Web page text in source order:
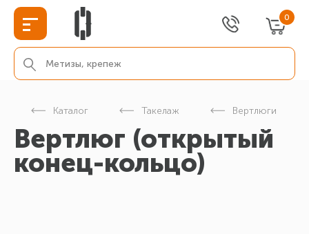
0
Каталог Такелаж Вертлюги
Вертлюг (открытый
конец-кольцо)